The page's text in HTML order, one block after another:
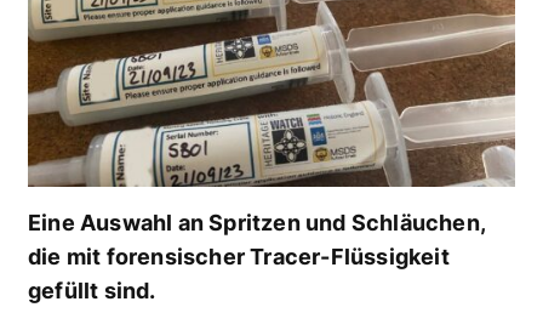
Eine Auswahl an Spritzen und Schläuchen,
die mit forensischer Tracer-Flüssigkeit
gefüllt sind.